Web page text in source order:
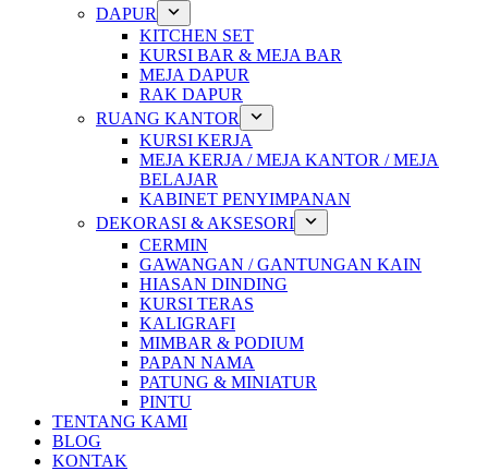
DAPUR
KITCHEN SET
KURSI BAR & MEJA BAR
MEJA DAPUR
RAK DAPUR
RUANG KANTOR
KURSI KERJA
MEJA KERJA / MEJA KANTOR / MEJA
BELAJAR
KABINET PENYIMPANAN
DEKORASI & AKSESORI
CERMIN
GAWANGAN / GANTUNGAN KAIN
HIASAN DINDING
KURSI TERAS
KALIGRAFI
MIMBAR & PODIUM
PAPAN NAMA
PATUNG & MINIATUR
PINTU
TENTANG KAMI
BLOG
KONTAK